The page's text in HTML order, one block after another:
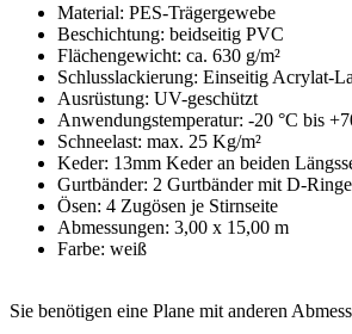
Material: PES-Trägergewebe
Beschichtung: beidseitig PVC
Flächengewicht: ca. 630 g/m²
Schlusslackierung: Einseitig Acrylat-
Ausrüstung: UV-geschützt
Anwendungstemperatur: -20 °C bis
Schneelast: max. 25 Kg/m²
Keder: 13mm Keder an beiden
Gurtbänder: 2 Gurtbänder mit D-
Ösen: 4 Zugösen je Stirnseite
Abmessungen: 3,00 x 15,00 m
Farbe: weiß
Sie benötigen eine Plane mit anderen